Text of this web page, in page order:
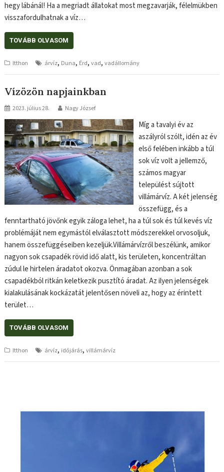
hegy lábánál! Ha a megriadt állatokat most megzavarják, félelmükben
visszafordulhatnak a víz…
TOVÁBB OLVASOM
Itthon árvíz, Duna, Érd,vad,vadállomány
Vízözön napjainkban
2023. július 28. Nagy József
Míg a tavalyi év az
aszályról szólt, idén az év
első felében inkább a túl
sok víz volt a jellemző,
számos magyar
települést sújtott
villámárvíz. A két jelenség
összefügg, és a
fenntartható jövőnk egyik záloga lehet, ha a túl sok és túl kevés víz
problémáját nem egymástól elválasztott módszerekkel orvosoljuk,
hanem összefüggéseiben kezeljük.Villámárvízről beszélünk, amikor
nagyon sok csapadék rövid idő alatt, kis területen, koncentráltan
zúdul le hirtelen áradatot okozva. Önmagában azonban a sok
csapadékból ritkán keletkezik pusztító áradat. Az ilyen jelenségek
kialakulásának kockázatát jelentősen növeli az, hogy az érintett
terület…
TOVÁBB OLVASOM
Itthon árvíz, időjárás,villámárvíz